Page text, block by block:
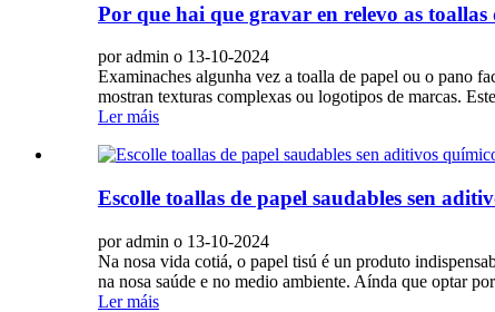
Por que hai que gravar en relevo as toallas
por admin o 13-10-2024
Examinaches algunha vez a toalla de papel ou o pano
mostran texturas complexas ou logotipos de marcas.
Ler máis
Escolle toallas de papel saudables sen
por admin o 13-10-2024
Na nosa vida cotiá, o papel tisú é un produto
na nosa saúde e no medio ambiente. Aínda que optar
Ler máis